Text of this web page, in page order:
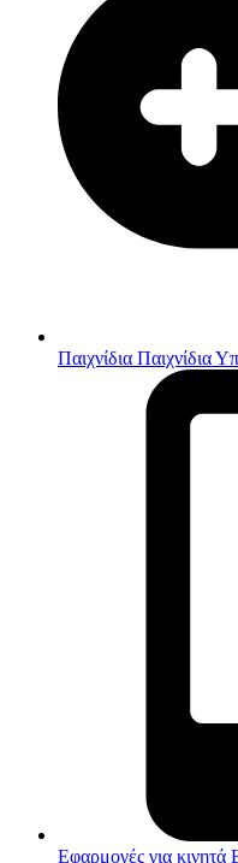
Παιχνίδια Παιχνίδια
Εφαρμογές για κινητά